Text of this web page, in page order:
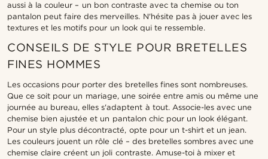
aussi à la couleur – un bon contraste avec ta chemise ou ton
pantalon peut faire des merveilles. N'hésite pas à jouer avec les
textures et les motifs pour un look qui te ressemble.
CONSEILS DE STYLE POUR BRETELLES
FINES HOMMES
Les occasions pour porter des bretelles fines sont nombreuses.
Que ce soit pour un mariage, une soirée entre amis ou même une
journée au bureau, elles s'adaptent à tout. Associe-les avec une
chemise bien ajustée et un pantalon chic pour un look élégant.
Pour un style plus décontracté, opte pour un t-shirt et un jean.
Les couleurs jouent un rôle clé – des bretelles sombres avec une
chemise claire créent un joli contraste. Amuse-toi à mixer et